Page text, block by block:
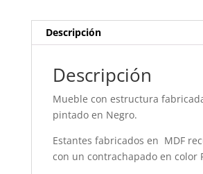
Descripción
Descripción
Mueble con estructura
pintado en Negro.
Estantes fabricados en MDF
con un contrachapado en color